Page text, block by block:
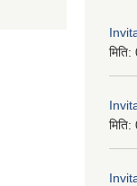
मिति:
मिति: